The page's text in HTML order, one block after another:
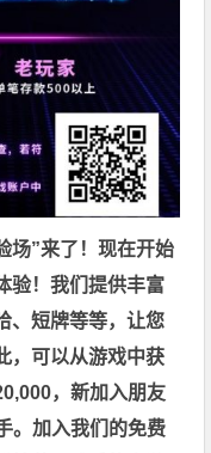
场”来了！现在开始
验！我们提供丰富
、短牌等等，让您
可以从游戏中获
，新加入朋友
。加入我们的免费